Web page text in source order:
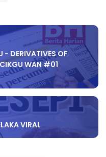
- DERIVATIVES OF
WAN #01
VIRAL